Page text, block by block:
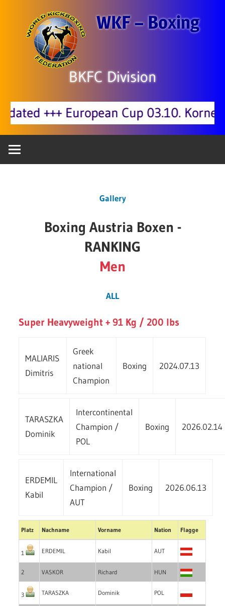
springen
WKF – Boxing
BKFC Division
European Cup 03.10. Korneuburg,
Gallery
Boxing Austria Boxen -
RANKING
Men
ALL
Super Heavyweight + 91 Kg / 200 lbs
MALIARIS
Dimitris
Greek
national
Champion
Boxing 2024.07.13
TARASZKA
Dominik
Intercontinental
Champion /
POL
Boxing 2026.02.14
ERDEMIL
Kabil
International
Champion /
AUT
Boxing 2026.06.13
Platz Nachname Vorname Nation Flagge
1 ERDEMIL Kabil AUT
2 VASKOR Richard HUN
3 TARASZKA Dominik POL